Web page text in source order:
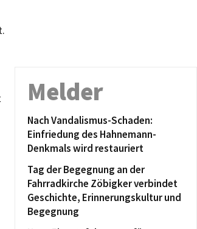
Melder
Nach Vandalismus-Schaden:
Einfriedung des Hahnemann-
Denkmals wird restauriert
Tag der Begegnung an der
Fahrradkirche Zöbigker verbindet
Geschichte, Erinnerungskultur und
Begegnung